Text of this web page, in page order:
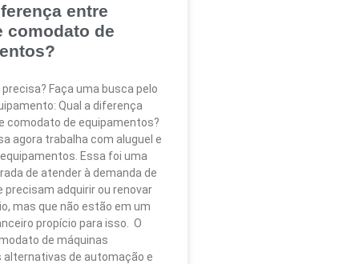
entre
comodato de
Faça uma busca pelo
Qual a diferença
comodato de equipamentos?
agora trabalha com aluguel e
Essa foi uma
de atender à demanda de
precisam adquirir ou renovar
mas que não estão em um
propício para isso. O
de máquinas
alternativas de automação e